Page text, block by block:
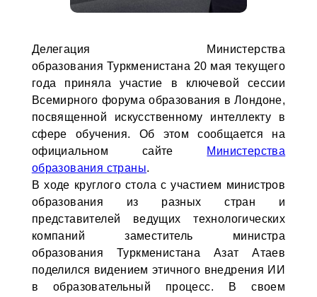
Делегация Министерства
образования Туркменистана 20 мая текущего
года приняла участие в ключевой сессии
Всемирного форума образования в Лондоне,
посвященной искусственному интеллекту в
сфере обучения. Об этом сообщается на
официальном сайте Министерства
образования страны.
В ходе круглого стола с участием министров
образования из разных стран и
представителей ведущих технологических
компаний заместитель министра
образования Туркменистана Азат Атаев
поделился видением этичного внедрения ИИ
в образовательный процесс. В своем